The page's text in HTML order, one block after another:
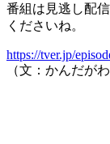
番組は見逃し配
くださいね。
https://tver.jp/
（文：かんだが